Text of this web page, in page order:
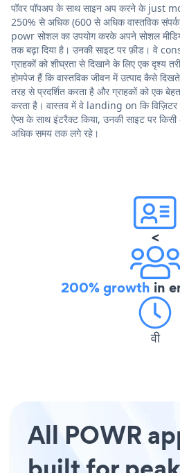
पॉवर पॉपअप के साथ साइन अप करने के just
250% से अधिक (600 से अधिक वास्तविक
powr सोशल का उपयोग करके अपने सोशल
तक बढ़ा दिया है। उनकी साइट पर फ़ीड। वे
ग्राहकों को शीघ्रता से दिखाने के लिए एक दृश्य
होमपेज हैं कि वास्तविक जीवन में उत्पाद कैसे
तरह से प्रदर्शित करता है और ग्राहकों को एक
करता है। वास्तव में वे landing on कि विज़िटर
ऐप्स के साथ इंटरैक्ट किया, उनकी साइट पर
अधिक समय तक लगे रहे।
<
200% growth in
वी
All POWR